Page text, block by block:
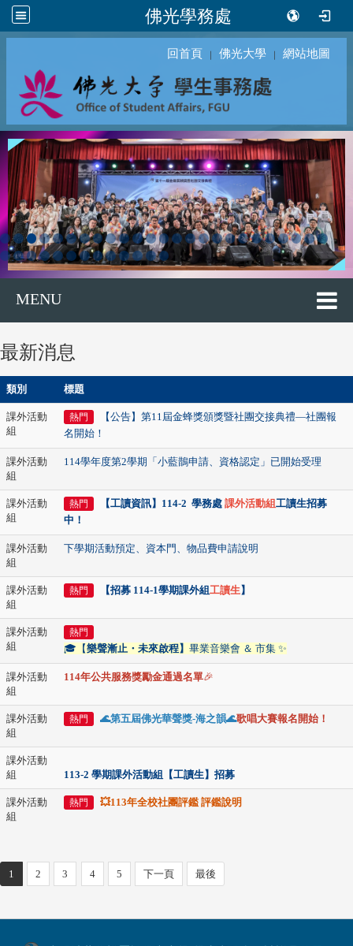
佛光學務處
回首頁 ｜ 佛光大學 ｜ 網站地圖
MENU
最新消息
類別 標題
課外活動
組
熱門
【公告】第11屆金蜂獎頒獎暨社團交接典禮—社團報
名開始！
課外活動
組
114學年度第2學期「小藍鵲申請、資格認定」已開始受理
課外活動
組
熱門 【工讀資訊】114-2 學務處課外活動組工讀生招募
中！
課外活動
組
下學期活動預定、資本門、物品費申請說明
課外活動
組
熱門 【招募 114-1學期課外組工讀生】
課外活動
組
熱門
🎓【樂聲漸止・未來啟程】 畢業音樂會 ＆ 市集 ✨
課外活動
組
114年公共服務獎勵金通過名單🎉
課外活動
組
熱門 🌊第五屆佛光華聲獎-海之韻🌊歌唱大賽報名開始！
課外活動
組
113-2 學期課外活動組【工讀生】招募
課外活動
組
熱門 💥113年全校社團評鑑 評鑑說明
1 2 3 4 5 下一頁 最後